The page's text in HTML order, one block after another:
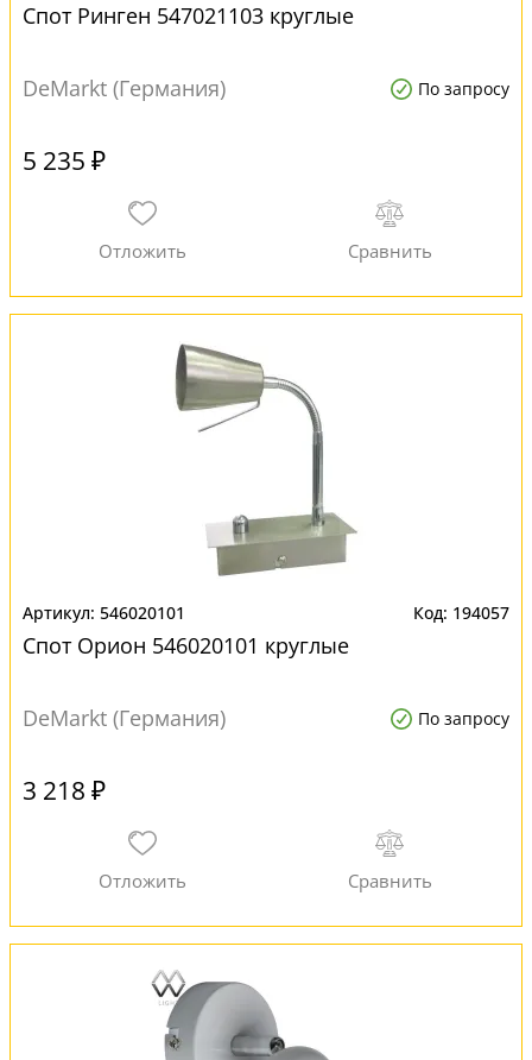
Спот Ринген 547021103 круглые
DeMarkt (Германия) По запросу
5 235 ₽
546020101 194057
Спот Орион 546020101 круглые
DeMarkt (Германия) По запросу
3 218 ₽